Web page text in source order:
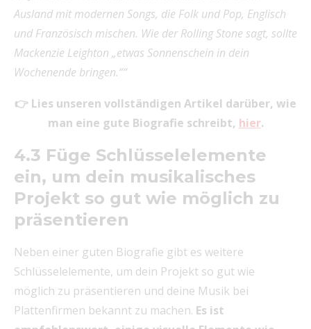
Ausland mit modernen Songs, die Folk und Pop, Englisch
und Französisch mischen. Wie der Rolling Stone sagt, sollte
Mackenzie Leighton „etwas Sonnenschein in dein
Wochenende bringen.““
👉 Lies unseren vollständigen Artikel darüber, wie
man eine gute Biografie schreibt, hier.
4.3 Füge Schlüsselelemente
ein, um dein musikalisches
Projekt so gut wie möglich zu
präsentieren
Neben einer guten Biografie gibt es weitere
Schlüsselelemente, um dein Projekt so gut wie
möglich zu präsentieren und deine Musik bei
Plattenfirmen bekannt zu machen. Es ist